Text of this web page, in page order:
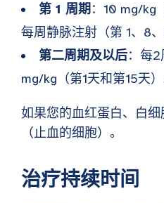
第 1 周期 ：10 mg/kg
每周静脉注射（第 1、8、
第二周期及以后：每
mg/kg（第1天和第15天）
如果您的血红蛋白、白细
（止血的细胞）。
治疗持续时间